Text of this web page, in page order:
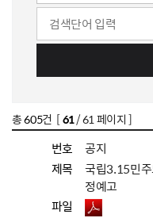
총605건 [61/ 61 페이지 ]
번호
공지
제목
국립3.15민주
정예고
파일